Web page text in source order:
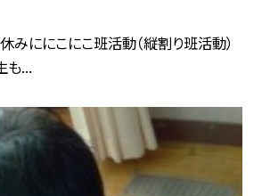
休みににこにこ班活動（縦割り班活動）
も...